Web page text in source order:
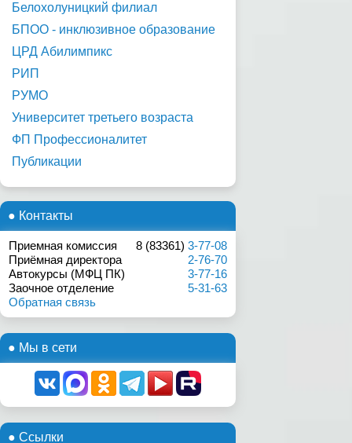
Белохолуницкий филиал
БПОО - инклюзивное образование
ЦРД Абилимпикс
РИП
РУМО
Университет третьего возраста
ФП Профессионалитет
Публикации
● Контакты
Приемная комиссия 8 (83361) 3-77-08
Приёмная директора
2-76-70
Автокурсы (МФЦ ПК)
3-77-16
Заочное отделение
5-31-63
Обратная связь
● Мы в сети
● Ссылки